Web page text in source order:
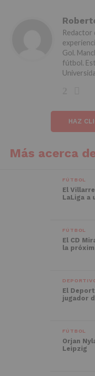
Redactor
Gol.
fútbol.
HAZ
Más acerca
FÚTBOL
El
LaLiga a
FÚTBOL
El CD
la
El
jugador
FÚTBOL
Orjan
Leipzig